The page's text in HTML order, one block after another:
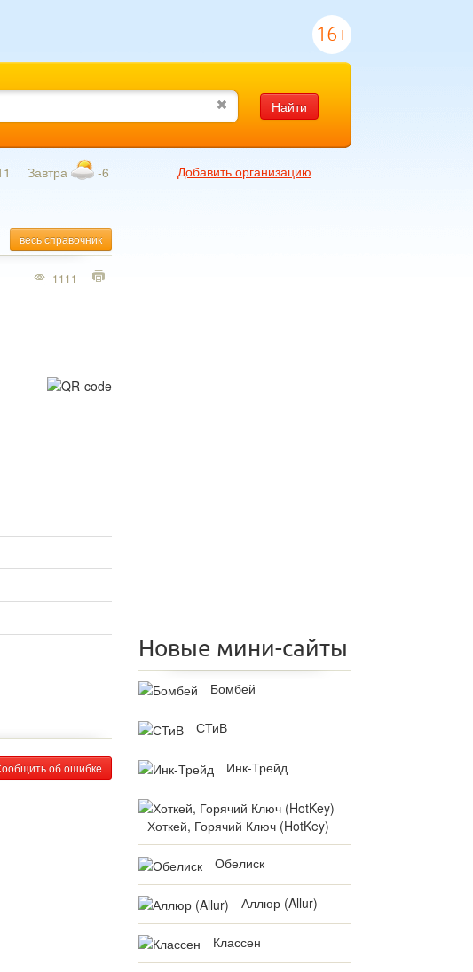
16+
Найти
Завтра -6
Добавить организацию
весь справочник
1111
об ошибке
Новые мини-сайты
Бомбей
СТиВ
Инк-Трейд
Хоткей, Горячий Ключ (HotKey)
Обелиск
Аллюр (Allur)
Классен